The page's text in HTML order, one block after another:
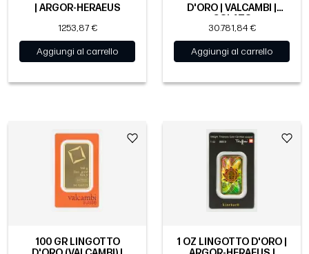
| ARGOR-HERAEUS
1253,87 €
Aggiungi al carrello
D'ORO | VALCAMBI |
COLATO
30.781,84 €
Aggiungi al carrello
100 GR LINGOTTO
1 OZ LINGOTTO D'ORO |